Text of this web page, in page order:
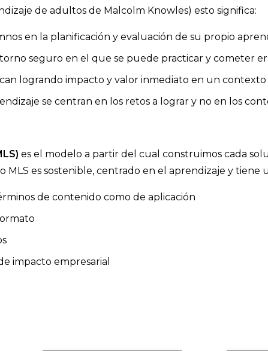
de adultos de Malcolm Knowles) esto significa:
en la planificación y evaluación de su propio
seguro en el que se puede practicar y cometer
logrando impacto y valor inmediato en un contexto
se centran en los retos a lograr y no en los
es el modelo a partir del cual construimos cada
MLS es sostenible, centrado en el aprendizaje y
de contenido como de aplicación
impacto empresarial